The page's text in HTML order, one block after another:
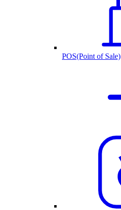
POS(Point of Sale)